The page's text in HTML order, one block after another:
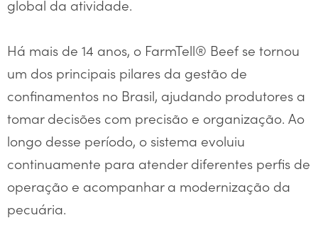
global da atividade.
Há mais de 14 anos, o FarmTell® Beef se tornou
um dos principais pilares da gestão de
confinamentos no Brasil, ajudando produtores a
tomar decisões com precisão e organização. Ao
longo desse período, o sistema evoluiu
continuamente para atender diferentes perfis de
operação e acompanhar a modernização da
pecuária.